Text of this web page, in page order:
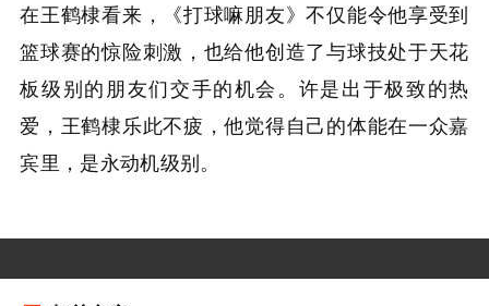
在王鹤棣看来，《打球嘛朋友》不仅能令他享受到
篮球赛的惊险刺激，也给他创造了与球技处于天花
板级别的朋友们交手的机会。许是出于极致的热
爱，王鹤棣乐此不疲，他觉得自己的体能在一众嘉
宾里，是永动机级别。